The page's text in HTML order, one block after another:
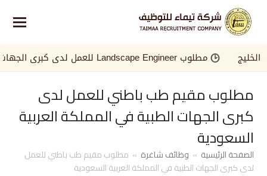
مطلوب Landscape Engineer للعمل لدى كبرى الجهات في الخليج
مطلوب مقيم طب باطني للعمل لدى
كبرى الجهات الطبية في المملكة العربية
السعودية
الصفحة الرئيسية » وظائف شاغرة » مطلوب مقيم طب باطني للعمل
لدى كبرى الجهات الطبية في المملكة العربية السعودية